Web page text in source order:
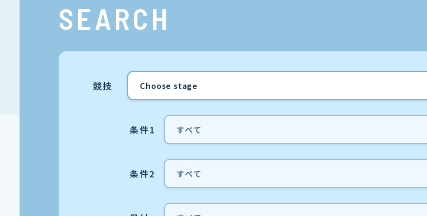
SEARCH
競技
条件1
条件2